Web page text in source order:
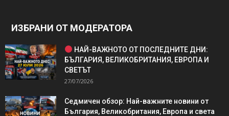
ИЗБРАНИ ОТ МОДЕРАТОРА
НАЙ-ВАЖНОТО ОТ ПОСЛЕДНИТЕ ДНИ:
БЪЛГАРИЯ, ВЕЛИКОБРИТАНИЯ, ЕВРОПА И
СВЕТЪТ
27/07/2026
Седмичен обзор: Най-важните новини от
България, Великобритания, Европа и света